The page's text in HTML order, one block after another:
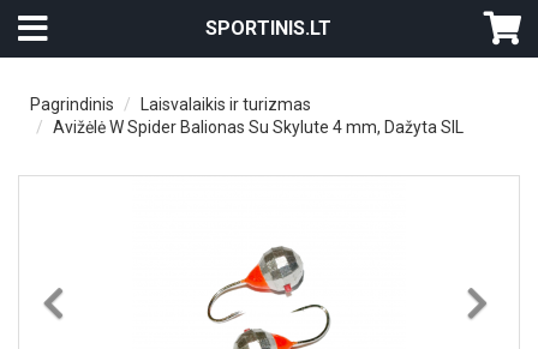
SPORTINIS.LT
Pagrindinis
Laisvalaikis ir turizmas
Avižėlė W Spider Balionas Su Skylute 4 mm, Dažyta SIL